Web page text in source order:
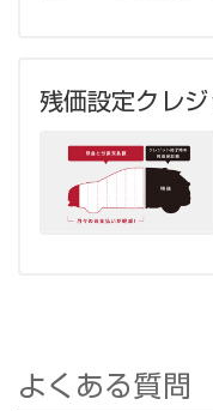
残価設定クレジ
よくある質問